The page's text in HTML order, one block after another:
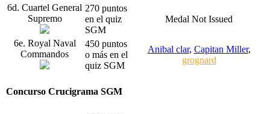
6d. Cuartel General
Supremo
270 puntos
en el quiz
SGM
Medal Not Issued
6e. Royal Naval
Commandos
450 puntos
o más en el
quiz SGM
Anibal clar, Capitan Miller,
grognard
Concurso Crucigrama SGM